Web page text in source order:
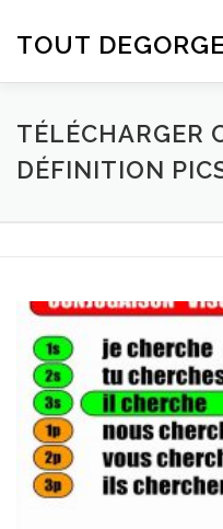
TOUT
TÉLÉCHARGER
DÉFINITION